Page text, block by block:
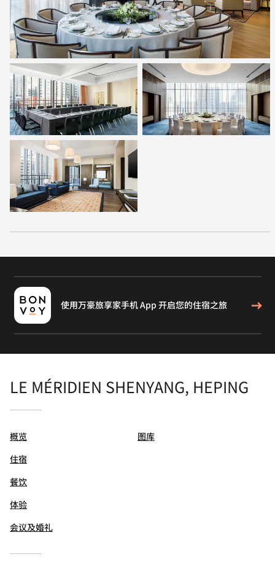
使用万豪旅享家手机 App 开启您的住宿之旅
LE MÉRIDIEN SHENYANG, HEPING
概览
住宿
餐饮
体验
会议及婚礼
图库